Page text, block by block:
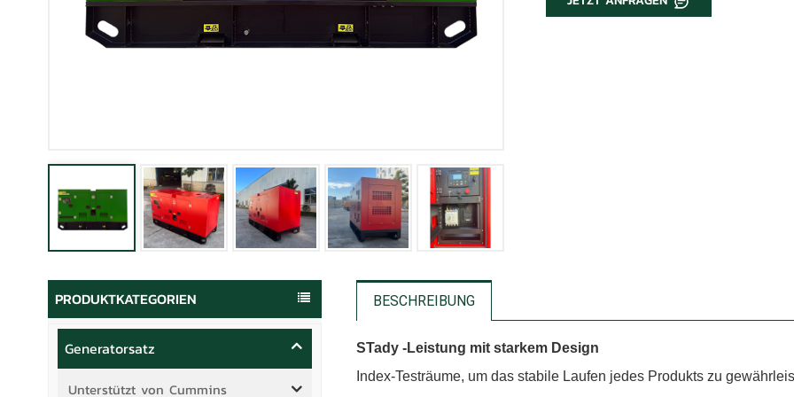
PRODUKTKATEGORIEN
Generatorsatz
Unterstützt von Cummins
BESCHREIBUNG
STady -Leistung mit starkem Design
Index-Testräume, um das stabile Laufen jedes Produkts zu